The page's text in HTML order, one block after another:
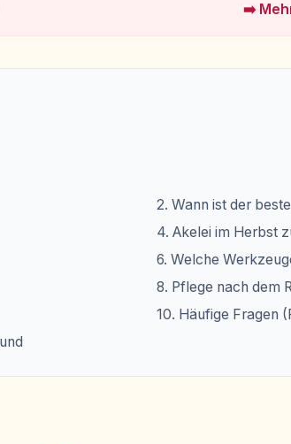
➡️
2. Wann ist der
4. Akelei im Herbst
6. Welche
8. Pflege nach dem
10. Häufige Fragen